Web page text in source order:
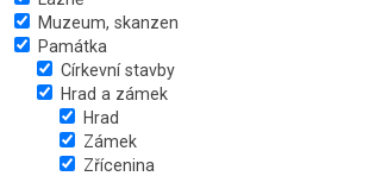
Muzeum, skanzen
Památka
Církevní stavby
Hrad a zámek
Hrad
Zámek
Zřícenina